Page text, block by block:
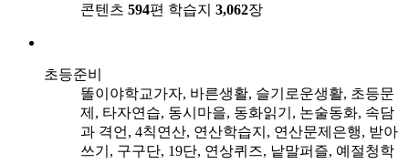
콘텐츠 594편 학습지 3,062장
초등준비
똘이야학교가자, 바른생활, 슬기로운생활, 초등문
제, 타자연습, 동시마을, 동화읽기, 논술동화, 속담
과 격언, 4칙연산, 연산학습지, 연산문제은행, 받아
쓰기, 구구단, 19단, 연상퀴즈, 낱말퍼즐, 예절청학